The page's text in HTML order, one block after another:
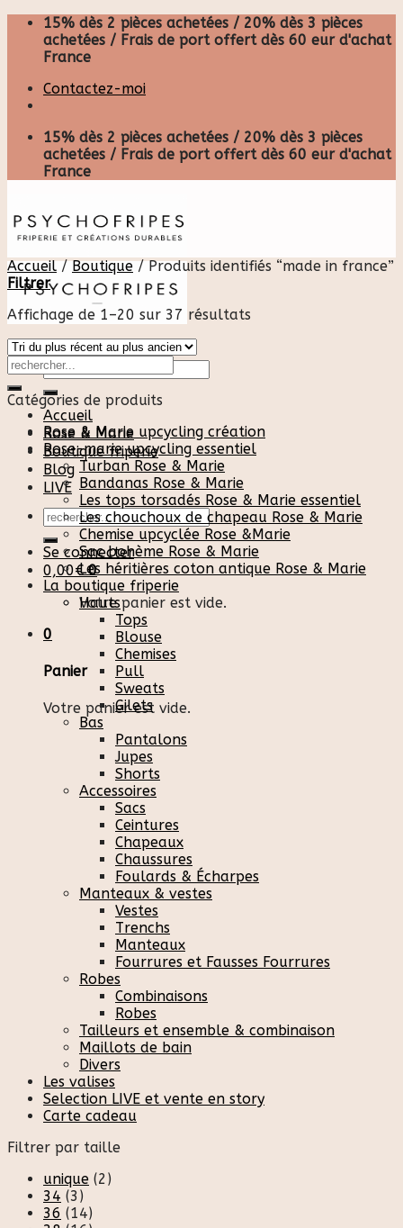
Skip
content
15% dès 2 pièces achetées / 20% dès 3 pièces
achetées / Frais de port offert dès 60 eur d'achat
France
Contactez-moi
15% dès 2 pièces achetées / 20% dès 3 pièces
achetées / Frais de port offert dès 60 eur d'achat
France
Recherche
pour :
Accueil
Rose & Marie
Boutique friperie
Blog
LIVE
Recherche
pour :
Se connecter
0,00€ 0
Votre panier est vide.
0
Panier
Votre panier est vide.
Accueil / Boutique /Produits identifiés “made in france”
Filtrer
Affichage de 1–20 sur 37 résultats
Catégories de produits
Rose & Marie upcycling création
Rose-marie upcycling essentiel
Turban Rose & Marie
Bandanas Rose & Marie
Les tops torsadés Rose & Marie essentiel
Les chouchoux de chapeau Rose & Marie
Chemise upcyclée Rose &Marie
Sac bohème Rose & Marie
Les héritières coton antique Rose & Marie
La boutique friperie
Hauts
Tops
Blouse
Chemises
Pull
Sweats
Gilets
Bas
Pantalons
Jupes
Shorts
Accessoires
Sacs
Ceintures
Chapeaux
Chaussures
Foulards & Écharpes
Manteaux & vestes
Vestes
Trenchs
Manteaux
Fourrures et Fausses Fourrures
Robes
Combinaisons
Robes
Tailleurs et ensemble & combinaison
Maillots de bain
Divers
Les valises
Selection LIVE et vente en story
Carte cadeau
Filtrer par taille
unique (2)
34 (3)
36 (14)